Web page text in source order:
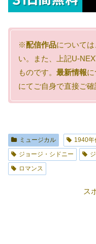
※配信作品について
い。また、上記U-
ものです。 最新情報
にてご自身で直接ご確
ミュージカル 1940年
ジョージ・シドニー
ロマンス
ス